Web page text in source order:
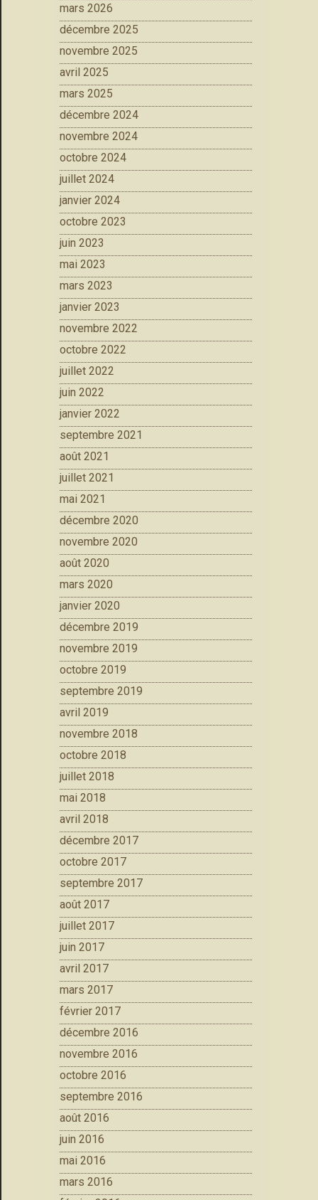
mars 2026
décembre 2025
novembre 2025
avril 2025
mars 2025
décembre 2024
novembre 2024
octobre 2024
juillet 2024
janvier 2024
octobre 2023
juin 2023
mai 2023
mars 2023
janvier 2023
novembre 2022
octobre 2022
juillet 2022
juin 2022
janvier 2022
septembre 2021
août 2021
juillet 2021
mai 2021
décembre 2020
novembre 2020
août 2020
mars 2020
janvier 2020
décembre 2019
novembre 2019
octobre 2019
septembre 2019
avril 2019
novembre 2018
octobre 2018
juillet 2018
mai 2018
avril 2018
décembre 2017
octobre 2017
septembre 2017
août 2017
juillet 2017
juin 2017
avril 2017
mars 2017
février 2017
décembre 2016
novembre 2016
octobre 2016
septembre 2016
août 2016
juin 2016
mai 2016
mars 2016